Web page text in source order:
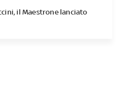
il Maestrone lanciato